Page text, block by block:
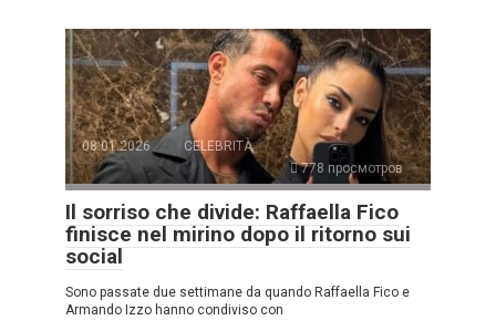
08.01.2026
CELEBRITÀ
778 просмотров
Il sorriso che divide: Raffaella Fico
finisce nel mirino dopo il ritorno sui
social
Sono passate due settimane da quando Raffaella Fico e
Armando Izzo hanno condiviso con